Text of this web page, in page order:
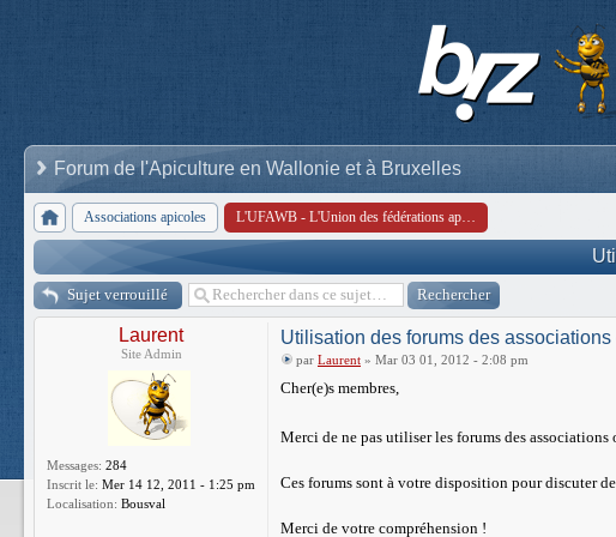
Forum de l'Apiculture en Wallonie et à Bruxelles
Associations apicoles L'UFAWB - L'Union des fédérations apicoles de Wallonie et de Bruxelles
Sujet verrouillé
Laurent
Site Admin
Messages: 284
Inscrit le: Mer 14 12, 2011 - 1:25 pm
Localisation: Bousval
Utilisation des forums des associations
par Laurent » Mar 03 01, 2012 - 2:08 pm
Cher(e)s membres,
Merci de ne pas utiliser les forums des associations
Ces forums sont à votre disposition pour discuter
Merci de votre compréhension !